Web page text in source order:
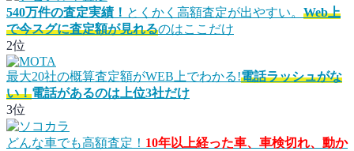
540万件の査定実績！ とくかく高額査定が出やすい。 Web上
で今スグに査定額が見れるのはここだけ
2位
最大20社の概算査定額がWEB上でわかる!電話ラッシュがな
い！電話があるのは上位3社だけ
3位
どんな車でも高額査定！ 10年以上経った車、車検切れ、動か